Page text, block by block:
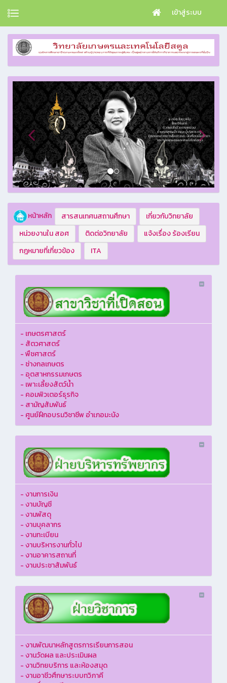
เข้าสู่ระบบ
หน้าหลัก สารสนเทศนสถานศึกษา
เกี่ยวกับวิทยาลัย
หน่วยงานใน สอศ
ติดต่อวิทยาลัย
แจ้งเรื่อง ร้องเรียน
กฎหมายที่เกี่ยวข้อง
ITA
- เกษตรศาสตร์
- สัตวศาสตร์
- พืชศาสตร์
- ช่างกลเกษตร
- อุตสาหกรรมเกษตร
- เพาะเลี้ยงสัตว์น้ำ
- คอมพิวเตอร์ธุรกิจ
- สามัญสัมพันธ์
- ศูนย์ฝึกอบรมวิชาชีพ อำเภอมะนัง
- งานการเงิน
- งานบัญชี
- งานพัสดุ
- งานบุคลากร
- งานทะเบียน
- งานบริหารงานทั่วไป
- งานอาคารสถานที่
- งานประชาสัมพันธ์
- งานพัฒนาหลักสูตรการเรียนการสอน
- งานวัดผล และประเมินผล
- งานวิทยบริการ และห้องสมุด
- งานอาชีวศึกษาระบบทวิภาคี